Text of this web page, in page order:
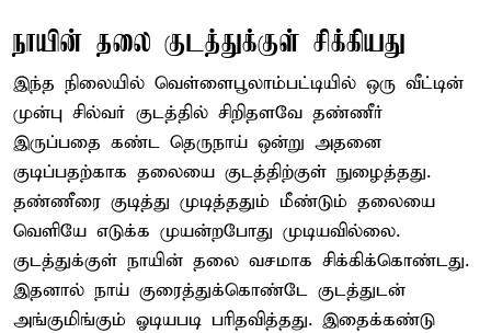
நாயின் தலை குடத்துக்குள் சிக்கியது
இந்த நிலையில் வெள்ளைபூலாம்பட்டியில் ஒரு வீட்டின்
முன்பு சில்வர் குடத்தில் சிறிதளவே தண்ணீர்
இருப்பதை கண்ட தெருநாய் ஒன்று அதனை
குடிப்பதற்காக தலையை குடத்திற்குள் நுழைத்தது.
தண்ணீரை குடித்து முடித்ததும் மீண்டும் தலையை
வெளியே எடுக்க முயன்றபோது முடியவில்லை.
குடத்துக்குள் நாயின் தலை வசமாக சிக்கிக்கொண்டது.
இதனால் நாய் குரைத்துக்கொண்டே குடத்துடன்
அங்குமிங்கும் ஓடியபடி பரிதவித்தது. இதைக்கண்டு